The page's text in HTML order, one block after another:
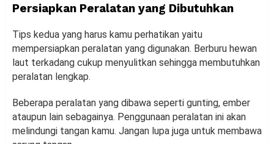
Persiapkan Peralatan yang Dibutuhkan
Tips kedua yang harus kamu perhatikan yaitu
mempersiapkan peralatan yang digunakan. Berburu hewan
laut terkadang cukup menyulitkan sehingga membutuhkan
peralatan lengkap.
Beberapa peralatan yang dibawa seperti gunting, ember
ataupun lain sebagainya. Penggunaan peralatan ini akan
melindungi tangan kamu. Jangan lupa juga untuk membawa